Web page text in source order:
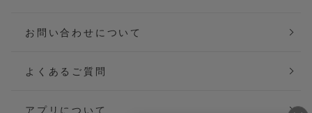
お問い合わせについて
よくあるご質問
アプリについて